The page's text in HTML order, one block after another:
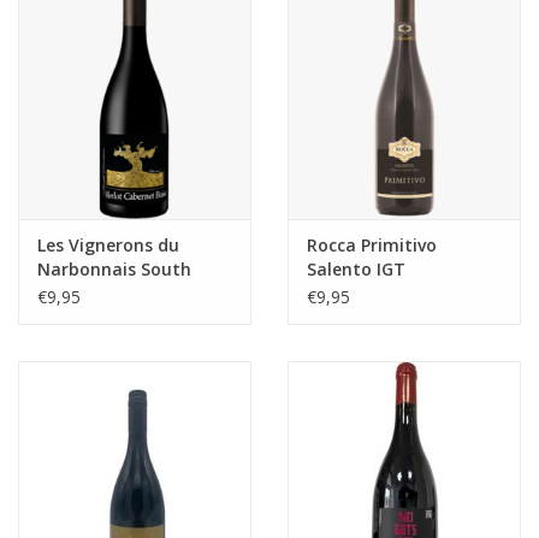
Les Vignerons du
Narbonnais South
Emotion Merlot
€9,95
Rocca Primitivo
Salento IGT
€9,95